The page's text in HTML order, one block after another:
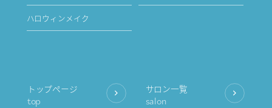
ハロウィンメイク
トップページ
top
サロン一覧
salon